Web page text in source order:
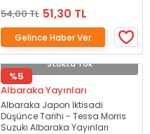
54,00 TL 51,30 TL
Gelince Haber Ver
Stokta Yok
%5
Albaraka Yayınları
Albaraka Japon İktisadi
Düşünce Tarihi - Tessa Morris
Suzuki Albaraka Yayınları